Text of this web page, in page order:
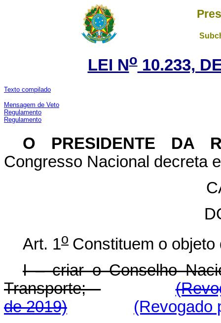
LEI No10.233,
Texto compilado
Mensagem de Veto
Regulamento
Regulamento
O PRESIDENTE DA
Congresso Nacional decreta
Art. 1o Constituem o objeto
I – criar o Conselho
Transporte;
de 2019)
(Revogado